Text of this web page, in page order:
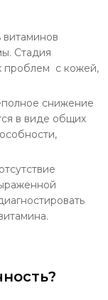
Стадия
проблем с кожей,
снижение
в виде общих